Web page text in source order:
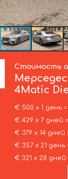
Стоимость
4Matic
€ 500 х 1 день
€ 429 х 7 дней
€ 379 х 14
€ 357 х 21
€ 321 х 28